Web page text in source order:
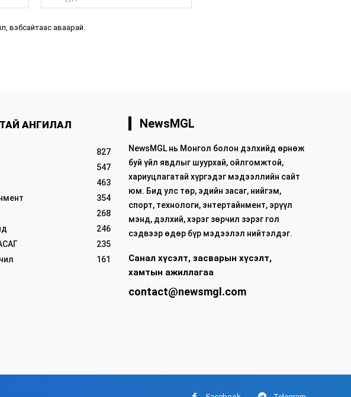
мэйл:*
хуудас:
вэбсайтаас аваарай.
АНГИЛАЛ
827
547
463
354
268
246
235
161
NewsMGL
NewsMGL нь Монгол болон дэлхийд өрнөж
буй үйл явдлыг шуурхай, ойлгомжтой,
хариуцлагатай хүргэдэг мэдээллийн сайт
юм. Бид улс төр, эдийн засаг, нийгэм,
спорт, технологи, энтертайнмент, эрүүл
мэнд, дэлхий, хэрэг зөрчил зэрэг гол
сэдвээр өдөр бүр мэдээлэл нийтэлдэг.
Санал хүсэлт, засварын хүсэлт,
хамтын ажиллагаа
contact@newsmgl.com